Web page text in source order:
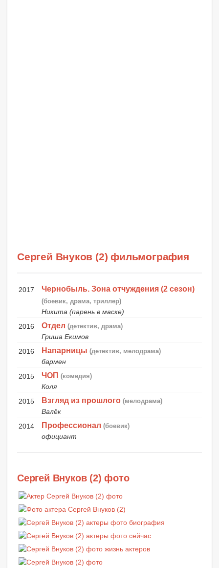
Сергей Внуков (2) фильмография
2017 Чернобыль. Зона отчуждения (2 сезон)
(боевик, драма, триллер)
Никита (парень в маске)
2016
Отдел (детектив, драма)
Гриша Екимов
2016
Напарницы (детектив, мелодрама)
бармен
2015
ЧОП (комедия)
Коля
2015
Взгляд из прошлого (мелодрама)
Валёк
2014
Профессионал (боевик)
официант
Сергей Внуков (2) фото